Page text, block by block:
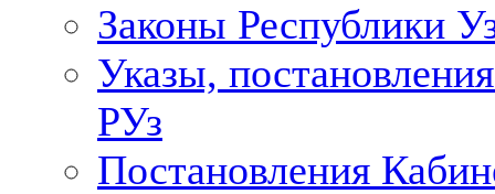
Законы Республики
Указы,
РУз
Постановления